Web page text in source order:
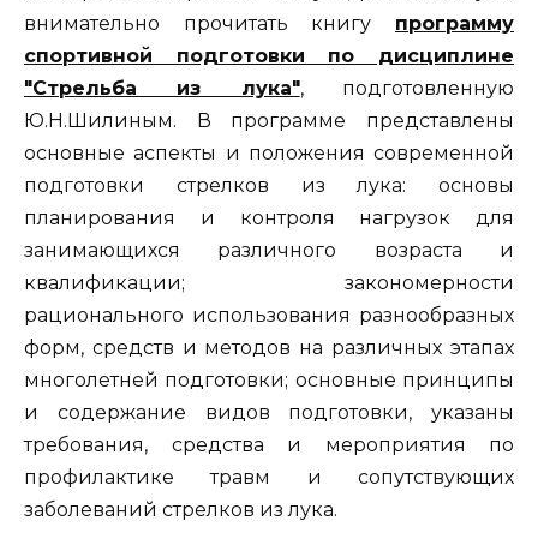
внимательно прочитать книгу программу
спортивной подготовки по дисциплине
"Стрельба из лука", подготовленную
Ю.Н.Шилиным. В программе представлены
основные аспекты и положения современной
подготовки стрелков из лука: основы
планирования и контроля нагрузок для
занимающихся различного возраста и
квалификации; закономерности
рационального использования разнообразных
форм, средств и методов на различных этапах
многолетней подготовки; основные принципы
и содержание видов подготовки, указаны
требования, средства и мероприятия по
профилактике травм и сопутствующих
заболеваний стрелков из лука.